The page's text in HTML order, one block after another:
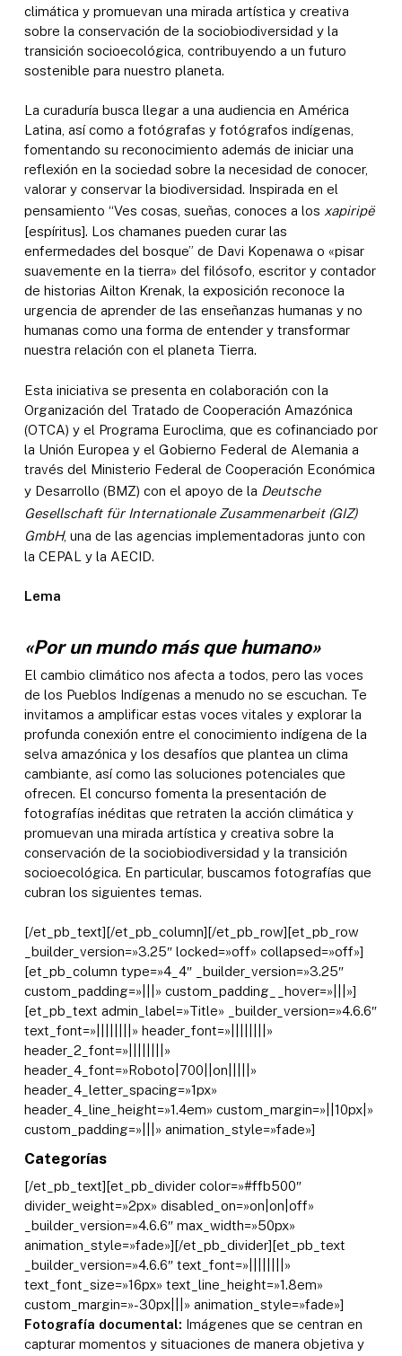
climática y promuevan una mirada artística y creativa
sobre la conservación de la sociobiodiversidad y la
transición socioecológica, contribuyendo a un futuro
sostenible para nuestro planeta.
La curaduría busca llegar a una audiencia en América
Latina, así como a fotógrafas y fotógrafos indígenas,
fomentando su reconocimiento además de iniciar una
reflexión en la sociedad sobre la necesidad de conocer,
valorar y conservar la biodiversidad. Inspirada en el
pensamiento “Ves cosas, sueñas, conoces a los xapiripë
[espíritus]. Los chamanes pueden curar las
enfermedades del bosque” de Davi Kopenawa o «pisar
suavemente en la tierra» del filósofo, escritor y contador
de historias Ailton Krenak, la exposición reconoce la
urgencia de aprender de las enseñanzas humanas y no
humanas como una forma de entender y transformar
nuestra relación con el planeta Tierra.
Esta iniciativa se presenta en colaboración con la
Organización del Tratado de Cooperación Amazónica
(OTCA) y el Programa Euroclima, que es cofinanciado por
la Unión Europea y el Gobierno Federal de Alemania a
través del Ministerio Federal de Cooperación Económica
y Desarrollo (BMZ) con el apoyo de la Deutsche
Gesellschaft für Internationale Zusammenarbeit (GIZ)
GmbH, una de las agencias implementadoras junto con
la CEPAL y la AECID.
Lema
«Por un mundo más que humano»
El cambio climático nos afecta a todos, pero las voces
de los Pueblos Indígenas a menudo no se escuchan. Te
invitamos a amplificar estas voces vitales y explorar la
profunda conexión entre el conocimiento indígena de la
selva amazónica y los desafíos que plantea un clima
cambiante, así como las soluciones potenciales que
ofrecen. El concurso fomenta la presentación de
fotografías inéditas que retraten la acción climática y
promuevan una mirada artística y creativa sobre la
conservación de la sociobiodiversidad y la transición
socioecológica. En particular, buscamos fotografías que
cubran los siguientes temas.
[/et_pb_text][/et_pb_column][/et_pb_row][et_pb_row
_builder_version=»3.25″ locked=»off» collapsed=»off»]
[et_pb_column type=»4_4″ _builder_version=»3.25″
custom_padding=»|||» custom_padding__hover=»|||»]
[et_pb_text admin_label=»Title» _builder_version=»4.6.6″
text_font=»||||||||» header_font=»||||||||»
header_2_font=»||||||||»
header_4_font=»Roboto|700||on|||||»
header_4_letter_spacing=»1px»
header_4_line_height=»1.4em» custom_margin=»||10px|»
custom_padding=»|||» animation_style=»fade»]
Categorías
[/et_pb_text][et_pb_divider color=»#ffb500″
divider_weight=»2px» disabled_on=»on|on|off»
_builder_version=»4.6.6″ max_width=»50px»
animation_style=»fade»][/et_pb_divider][et_pb_text
_builder_version=»4.6.6″ text_font=»||||||||»
text_font_size=»16px» text_line_height=»1.8em»
custom_margin=»-30px|||» animation_style=»fade»]
Fotografía documental: Imágenes que se centran en
capturar momentos y situaciones de manera objetiva y